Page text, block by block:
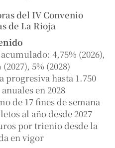
del IV Convenio
de La Rioja
4,75% (2026),
(2027), 5% (2028)
progresiva hasta 1.750
en 2028
de 17 fines de semana
al año desde 2027
por trienio desde la
en vigor